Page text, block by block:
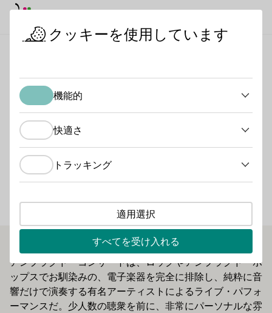
テッシュ・ワイナリー
ブドウ畑を感じる - TESCHブドウ畑トレイル。私たちの
新しい、情報満載の周遊コースでは、私たちのワインの起
源に関するエキサイティングな事実を学ぶことができま
す。
アンプラグド・コンサートは、ロックやアンプラグド・ポ
ップスでお馴染みの、電子楽器を完全に排除し、純粋に音
響だけで演奏する有名アーティストによるライブ・パフォ
ーマンスだ。少人数の聴衆を前に、非常にパーソナルな雰
クッキーを使用しています
機能的
快適さ
トラッキング
適用選択
すべてを受け入れる